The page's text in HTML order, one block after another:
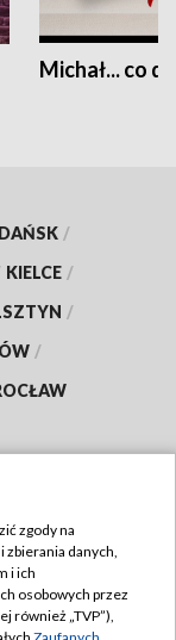
Michał... co
/
KIELCE /
/
/
zgody na
zbierania danych,
i ich
osobowych przez
również „TVP”),